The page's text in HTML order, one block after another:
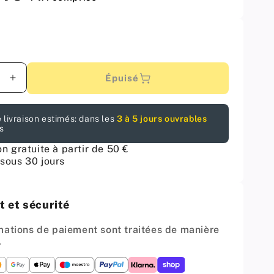
Augmenter
la
pour
de
tri
60cm
-
2
conteneurs
Épuisé
livraison estimés: dans les 3 à 5 jours ouvrables
gratuite à partir de 50 €
30 jours
et sécurité
de paiement sont traitées de manière